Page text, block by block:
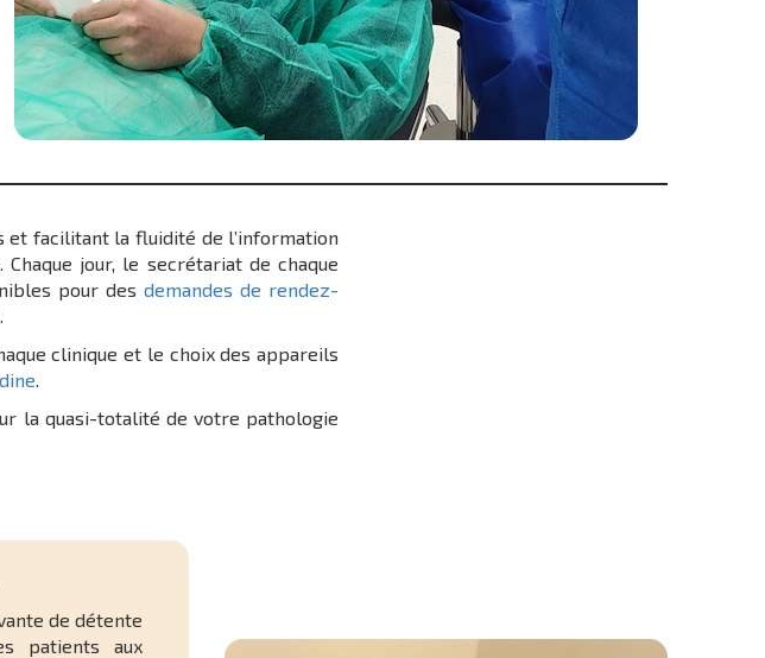
facilitant la fluidité de l’information
jour, le secrétariat de chaque
pour des demandes de rendez-
clinique et le choix des appareils
.
la quasi-totalité de votre pathologie
de détente
patients aux